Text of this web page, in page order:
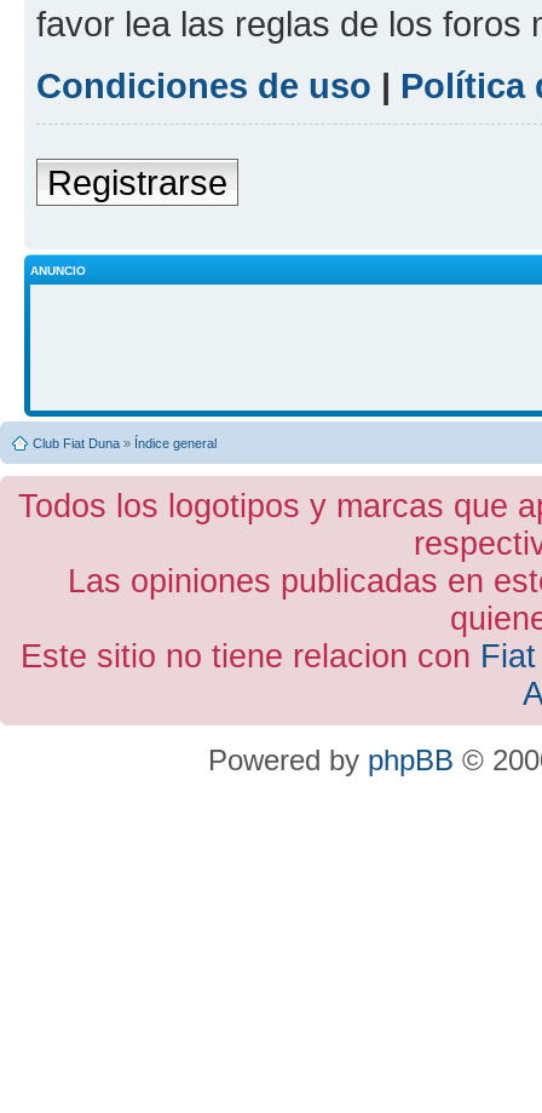
favor lea las reglas de los foros
Condiciones de uso | Política
Registrarse
ANUNCIO
Club Fiat Duna » Índice general
Todos los logotipos y marcas que
Las opiniones publicadas en
Este sitio no tiene relacion con
Powered by phpBB ©